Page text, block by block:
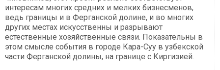
интересам многих средних и мелких бизнесменов,
ведь границы и в Ферганской долине, и во многих
других местах искусственны и разрывают
естественные хозяйственные связи. Показательны в
этом смысле события в городе Кара-Суу в узбекской
части Ферганской долины, на границе с Киргизией.